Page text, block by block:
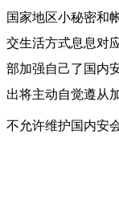
国家地区小秘密和
交生活方式息息对
部加强自己了国内
出将主动自觉遵从
不允许维护国内安